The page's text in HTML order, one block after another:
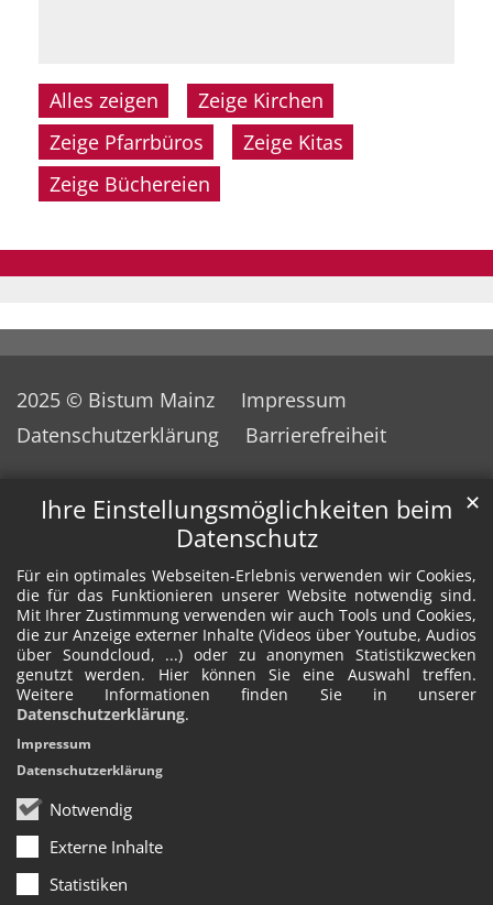
Ihre Einstellungsmöglichkeiten beim
Datenschutz
Für ein optimales Webseiten-Erlebnis verwenden wir Cookies,
die für das Funktionieren unserer Website notwendig sind.
Mit Ihrer Zustimmung verwenden wir auch Tools und Cookies,
die zur Anzeige externer Inhalte (Videos über Youtube, Audios
über Soundcloud, ...) oder zu anonymen Statistikzwecken
genutzt werden. Hier können Sie eine Auswahl treffen.
Weitere Informationen finden Sie in unserer
Datenschutzerklärung.
Notwendig
Externe Inhalte
Statistiken
✕
Impressum
Datenschutzerklärung
Alles zeigen
Zeige Kirchen
Zeige Pfarrbüros
Zeige Kitas
Zeige Büchereien
2025 © Bistum Mainz
Impressum
Datenschutzerklärung
Barrierefreiheit